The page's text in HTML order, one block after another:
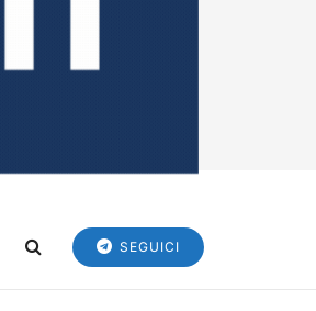
SEGUICI